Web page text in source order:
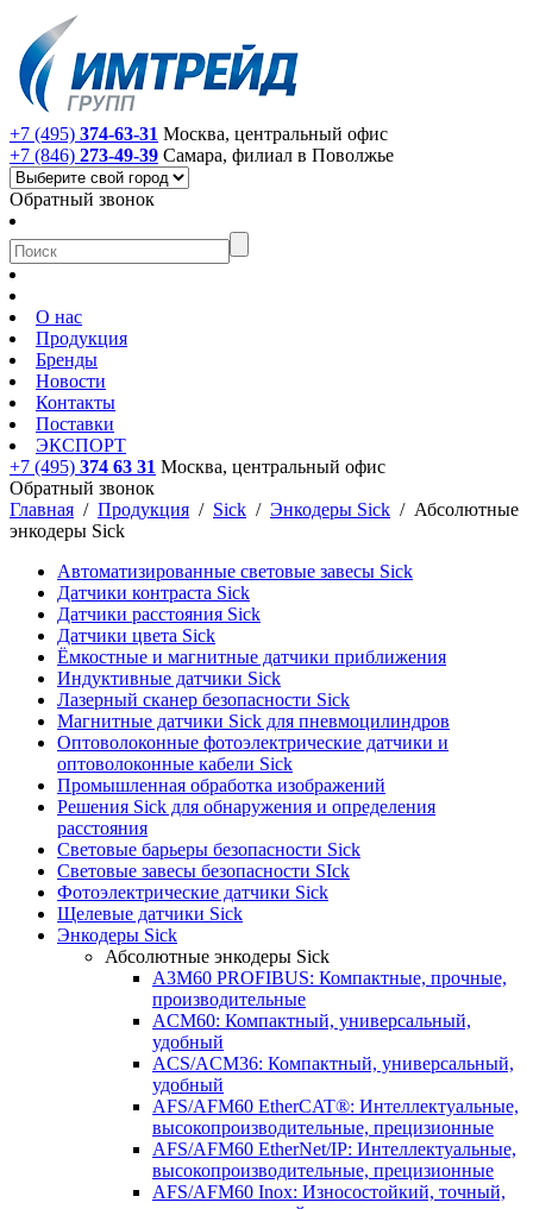
+7 (495) 374-63-31 Москва, центральный офис
+7 (846) 273-49-39 Самара, филиал в Поволжье
Обратный звонок
О нас
Продукция
Бренды
Новости
Контакты
Поставки
ЭКСПОРТ
+7 (495) 374 63 31 Москва, центральный офис
Обратный звонок
Главная / Продукция / Sick / Энкодеры Sick / Абсолютные
энкодеры Sick
Автоматизированные световые завесы Sick
Датчики контраста Sick
Датчики расстояния Sick
Датчики цвета Sick
Ёмкостные и магнитные датчики приближения
Индуктивные датчики Sick
Лазерный сканер безопасности Sick
Магнитные датчики Sick для пневмоцилиндров
Оптоволоконные фотоэлектрические датчики и
оптоволоконные кабели Sick
Промышленная обработка изображений
Решения Sick для обнаружения и определения
расстояния
Световые барьеры безопасности Sick
Световые завесы безопасности SIck
Фотоэлектрические датчики Sick
Щелевые датчики Sick
Энкодеры Sick
Абсолютные энкодеры Sick
A3M60 PROFIBUS: Компактные, прочные,
производительные
ACM60: Компактный, универсальный,
удобный
ACS/ACM36: Компактный, универсальный,
удобный
AFS/AFM60 EtherCAT®: Интеллектуальные,
высокопроизводительные, прецизионные
AFS/AFM60 EtherNet/IP: Интеллектуальные,
высокопроизводительные, прецизионные
AFS/AFM60 Inox: Износостойкий, точный,